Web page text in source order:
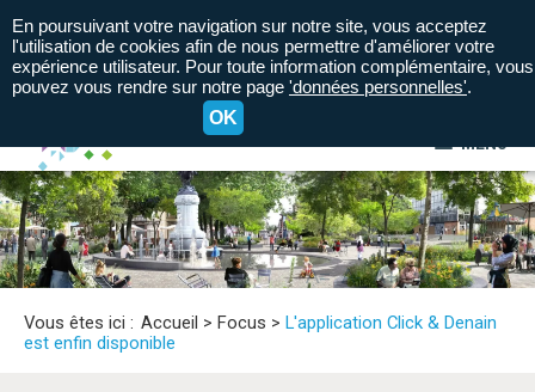
MENU
A= A- A+
Vous êtes ici : Accueil > Focus > L'application Click & Denain
est enfin disponible
En poursuivant votre navigation sur notre site, vous acceptez
l'utilisation de cookies afin de nous permettre d'améliorer votre
expérience utilisateur. Pour toute information complémentaire, vous
pouvez vous rendre sur notre page 'données personnelles'.
OK